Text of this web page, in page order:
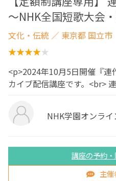
～NHK全国短歌大会
文化・伝統 ／ 東京都 国立市
<p>2024年10月5日開催『連
カイブ配信講座です。<br>
NHK学園オンラ
講座の予約
主